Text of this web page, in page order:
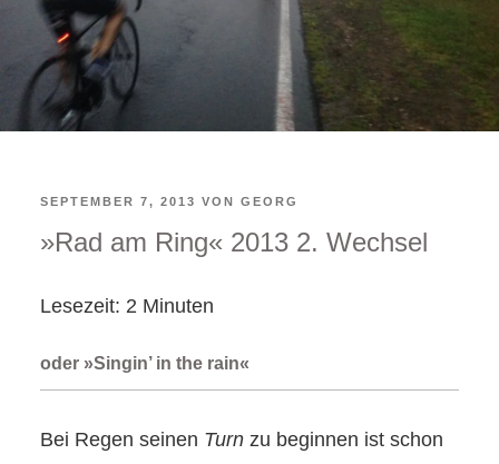
VERÖFFENTLICHT
AM
SEPTEMBER 7, 2013 VON GEORG
»Rad am Ring« 2013 2. Wechsel
Lesezeit: 2 Minuten
oder »Singin’ in the rain«
Bei Regen seinen Turn zu beginnen ist schon